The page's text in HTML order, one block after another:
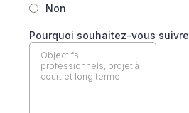
Non
Pourquoi souhaitez-vous